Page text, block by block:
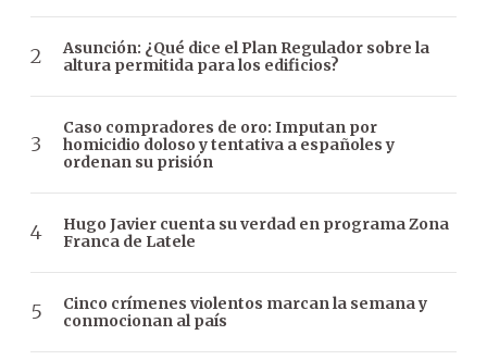
Asunción: ¿Qué dice el Plan Regulador sobre la
altura permitida para los edificios?
Caso compradores de oro: Imputan por
homicidio doloso y tentativa a españoles y
ordenan su prisión
Hugo Javier cuenta su verdad en programa Zona
Franca de Latele
Cinco crímenes violentos marcan la semana y
conmocionan al país